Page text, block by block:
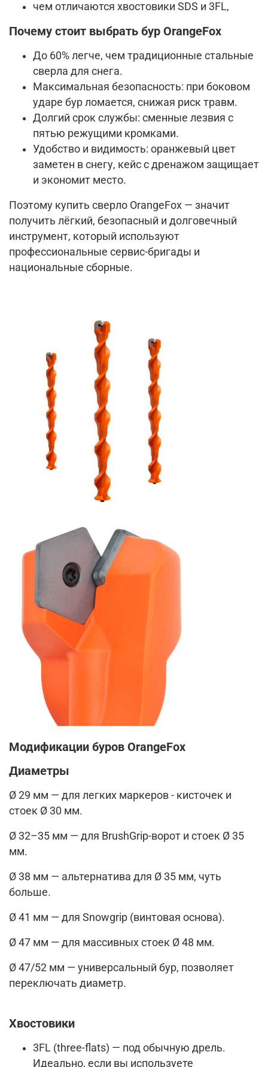
чем отличаются хвостовики SDS и 3FL,
Почему стоит выбрать бур OrangeFox
До 60% легче, чем традиционные стальные
сверла для снега.
Максимальная безопасность: при боковом
ударе бур ломается, снижая риск травм.
Долгий срок службы: сменные лезвия с
пятью режущими кромками.
Удобство и видимость: оранжевый цвет
заметен в снегу, кейс с дренажом защищает
и экономит место.
Поэтому купить сверло OrangeFox — значит
получить лёгкий, безопасный и долговечный
инструмент, который используют
профессиональные сервис-бригады и
национальные сборные.
Модификации буров OrangeFox
Диаметры
Ø 29 мм — для легких маркеров - кисточек и
стоек Ø 30 мм.
Ø 32–35 мм — для BrushGrip-ворот и стоек Ø 35
мм.
Ø 38 мм — альтернатива для Ø 35 мм, чуть
больше.
Ø 41 мм — для Snowgrip (винтовая основа).
Ø 47 мм — для массивных стоек Ø 48 мм.
Ø 47/52 мм — универсальный бур, позволяет
переключать диаметр.
Хвостовики
3FL (three-flats) — под обычную дрель.
Идеально, если вы используете